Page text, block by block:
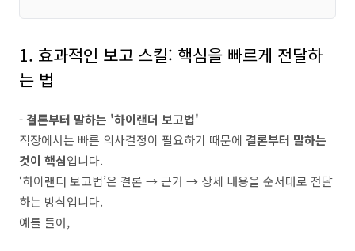
1. 효과적인 보고 스킬: 핵심을 빠르게 전달하
는 법
- 결론부터 말하는 '하이랜더 보고법'
직장에서는 빠른 의사결정이 필요하기 때문에 결론부터 말하는
것이 핵심입니다.
‘하이랜더 보고법’은 결론 → 근거 → 상세 내용을 순서대로 전달
하는 방식입니다.
예를 들어,